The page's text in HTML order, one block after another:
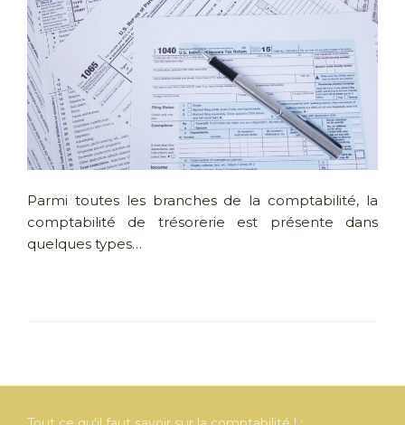
Parmi toutes les branches de la comptabilité, la
comptabilité de trésorerie est présente dans
quelques types…